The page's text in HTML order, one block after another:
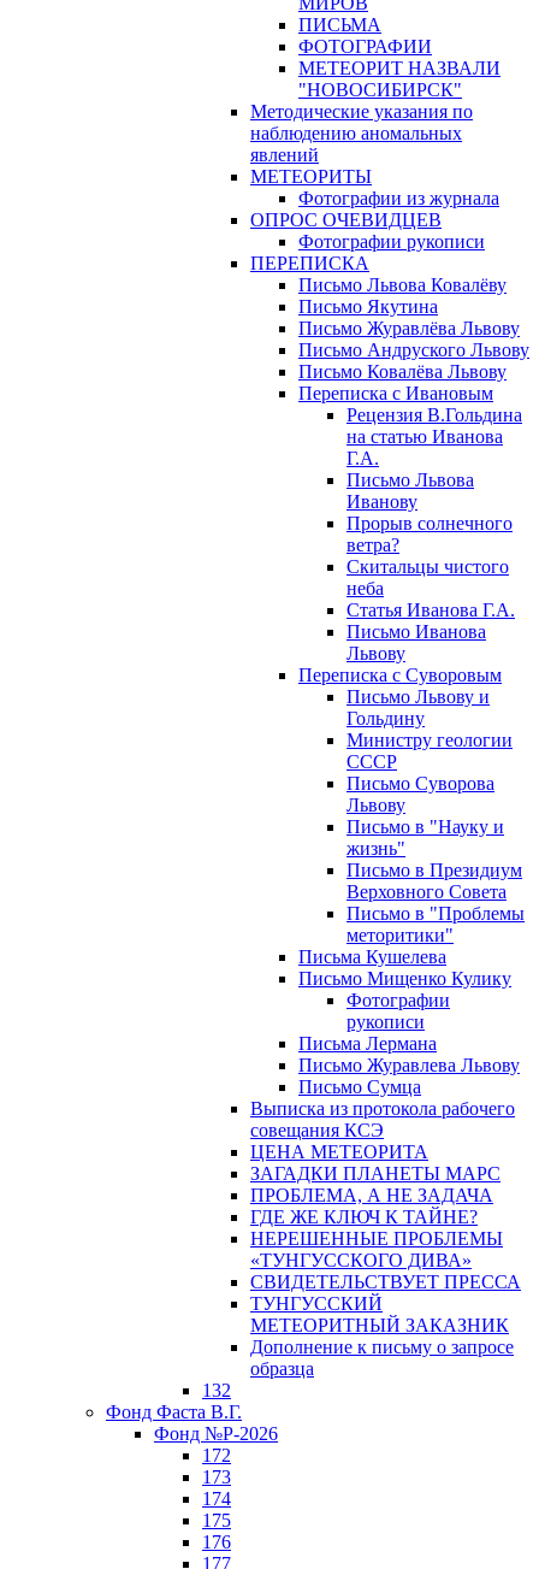
ПИСЬМА
ФОТОГРАФИИ
МЕТЕОРИТ НАЗВАЛИ
"НОВОСИБИРСК"
Методические указания по
наблюдению аномальных
явлений
МЕТЕОРИТЫ
Фотографии из журнала
ОПРОС ОЧЕВИДЦЕВ
Фотографии рукописи
ПЕРЕПИСКА
Письмо Львова Ковалёву
Письмо Якутина
Письмо Журавлёва Львову
Письмо Андруского Львову
Письмо Ковалёва Львову
Переписка с Ивановым
Рецензия В.Гольдина
на статью Иванова
Г.А.
Письмо Львова
Иванову
Прорыв солнечного
ветра?
Скитальцы чистого
неба
Статья Иванова Г.А.
Письмо Иванова
Львову
Переписка с Суворовым
Письмо Львову и
Гольдину
Министру геологии
СССР
Письмо Суворова
Львову
Письмо в "Науку и
жизнь"
Письмо в Президиум
Верховного Совета
Письмо в "Проблемы
меторитики"
Письма Кушелева
Письмо Мищенко Кулику
Фотографии
рукописи
Письма Лермана
Письмо Журавлева Львову
Письмо Сумца
Выписка из протокола рабочего
совещания КСЭ
ЦЕНА МЕТЕОРИТА
ЗАГАДКИ ПЛАНЕТЫ МАРС
ПРОБЛЕМА, А НЕ ЗАДАЧА
ГДЕ ЖЕ КЛЮЧ К ТАЙНЕ?
НЕРЕШЕННЫЕ ПРОБЛЕМЫ
«ТУНГУССКОГО ДИВА»
СВИДЕТЕЛЬСТВУЕТ ПРЕССА
ТУНГУССКИЙ
МЕТЕОРИТНЫЙ ЗАКАЗНИК
Дополнение к письму о запросе
образца
132
Фонд Фаста В.Г.
Фонд №Р-2026
172
173
174
175
176
177